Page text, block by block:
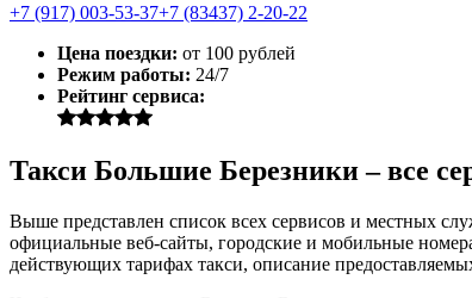
+7 (917) 003-53-37+7 (83437) 2-20-22
Цена поездки: от 100 рублей
Режим работы: 24/7
Рейтинг сервиса:
Такси Большие Березники – все
Выше представлен список всех сервисов и местных
официальные веб-сайты, городские и мобильные
действующих тарифах такси, описание